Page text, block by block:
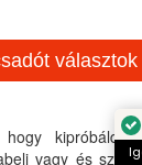
választok
kipróbáld
vagy és